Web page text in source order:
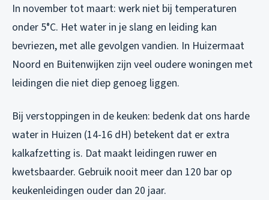
In november tot maart: werk niet bij temperaturen
onder 5°C. Het water in je slang en leiding kan
bevriezen, met alle gevolgen vandien. In Huizermaat
Noord en Buitenwijken zijn veel oudere woningen met
leidingen die niet diep genoeg liggen.
Bij verstoppingen in de keuken: bedenk dat ons harde
water in Huizen (14-16 dH) betekent dat er extra
kalkafzetting is. Dat maakt leidingen ruwer en
kwetsbaarder. Gebruik nooit meer dan 120 bar op
keukenleidingen ouder dan 20 jaar.